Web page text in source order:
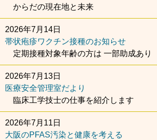
からだの現在地と未来
2026年7月14日
帯状疱疹ワクチン接種のお知らせ
定期接種対象年齢の方は 一部助成あり
2026年7月13日
医療安全管理室だより
臨床工学技士の仕事を紹介します
2026年7月11日
大阪のPFAS汚染と健康を考える